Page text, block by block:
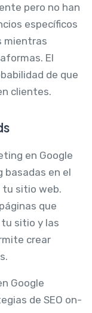
pero no han
específicos
mientras
El
de que
clientes.
en Google
basadas en el
tu sitio web.
que
sitio y las
crear
Google
de SEO on-